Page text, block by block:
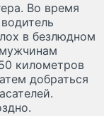
Во время
в безлюдном
километров
добраться